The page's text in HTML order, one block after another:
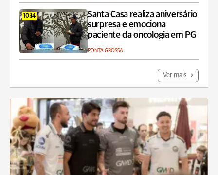
10:14
Santa Casa realiza aniversário
surpresa e emociona
paciente da oncologia em PG
PONTA GROSSA
Ver mais